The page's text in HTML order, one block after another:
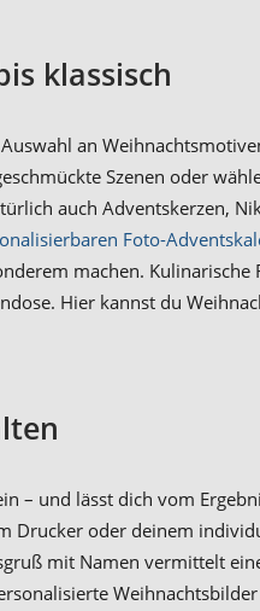
klassisch
an
Szenen oder
auch Adventskerzen,
Foto-
machen.
Hier kannst du
– und lässt dich vom
oder deinem
mit Namen vermittelt